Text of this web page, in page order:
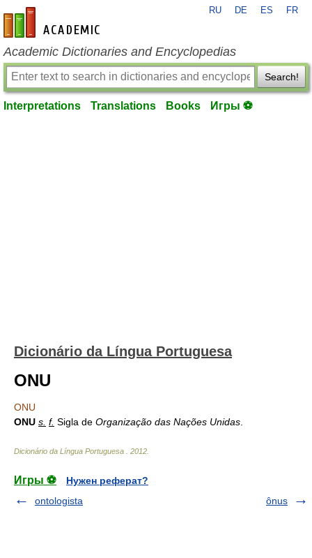
en-academic.com
RU DE ES FR
Academic Dictionaries and Encyclopedias
Search!
Interpretations Translations Books Игры ⚽
Dicionário da Língua Portuguesa
ONU
ONU
ONU s. f. Sigla de Organização das Nações Unidas
Dicionário da Língua Portuguesa 2012
Игры ⚽
Нужен реферат?
ontologista
ônus